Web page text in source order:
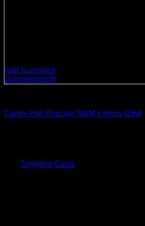
Add to wishlist
Schnellansicht
Candy Pop Popcorn M&M’s minis (28g)
Shipping Costs